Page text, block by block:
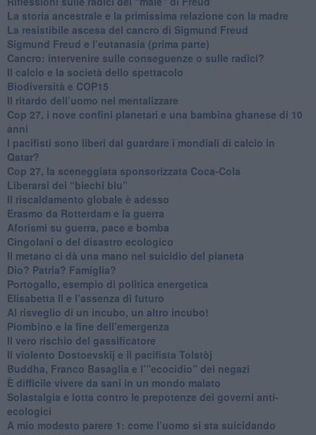
​La storia ancestrale e la primissima relazione con la madre
​La resistibile ascesa del cancro di Sigmund Freud
Sigmund Freud e l’eutanasia (prima parte)
Cancro: intervenire sulle conseguenze o sulle radici?
​Il calcio e la società dello spettacolo
Biodiversità e COP15
​Il ritardo dell’uomo nel mentalizzare
​Cop 27, i nove confini planetari e una bambina ghanese di 10
anni
​I pacifisti sono liberi dal guardare i mondiali di calcio in
Qatar?
​Cop 27, la sceneggiata sponsorizzata Coca-Cola
​Liberarsi dei “biechi blu”
Il riscaldamento globale è adesso
​Erasmo da Rotterdam e la guerra
​Aforismi su guerra, pace e bomba
Cingolani o del disastro ecologico
​Il metano ci dà una mano nel suicidio del pianeta
​Dio? Patria? Famiglia?
Portogallo, esempio di politica energetica
​Elisabetta II e l’assenza di futuro
Al risveglio di un incubo, un altro incubo!
​Piombino e la fine dell’emergenza
​Il vero rischio del gassificatore
​Il violento Dostoevskij e il pacifista Tolstòj
​Buddha, Franco Basaglia e l’”ecocidio” dei negazi
​È difficile vivere da sani in un mondo malato
Solastalgia e lotta contro le prepotenze dei governi anti-
ecologici
​A mio modesto parere 1: come l’uomo si sta suicidando